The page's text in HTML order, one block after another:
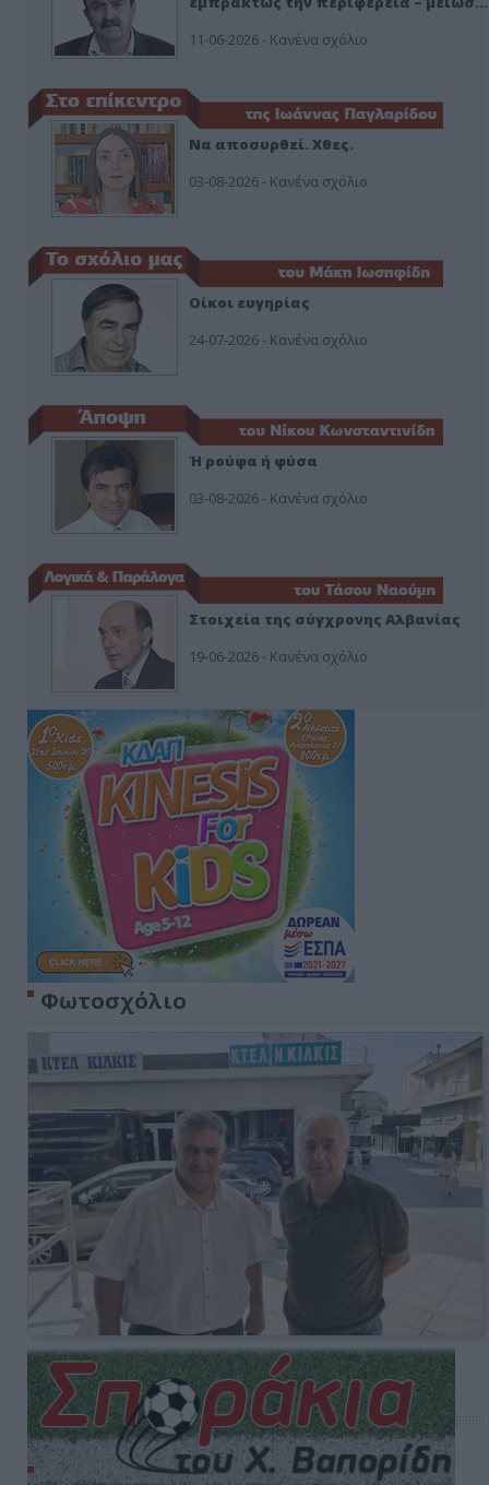
11-06-2026 - Κανένα σχόλιο
Να αποσυρθεί. Χθες.
03-08-2026 - Κανένα σχόλιο
Οίκοι ευγηρίας
24-07-2026 - Κανένα σχόλιο
Ή ρούφα ή φύσα
03-08-2026 - Κανένα σχόλιο
Στοιχεία της σύγχρονης Αλβανίας
19-06-2026 - Κανένα σχόλιο
Φωτοσχόλιο